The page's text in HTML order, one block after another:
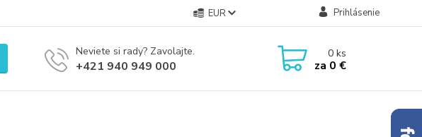
EUR Prihlásenie
Neviete si rady? Zavolajte.
+421 940 949 000
0ks
za 0 €